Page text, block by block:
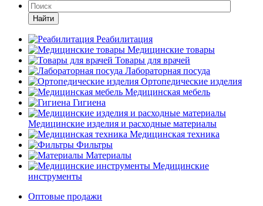
Найти
Реабилитация
Медицинские товары
Товары для врачей
Лабораторная посуда
Ортопедические изделия
Медицинская мебель
Гигиена
Медицинские изделия и расходные материалы
Медицинская техника
Фильтры
Материалы
Медицинские
инструменты
Оптовые продажи